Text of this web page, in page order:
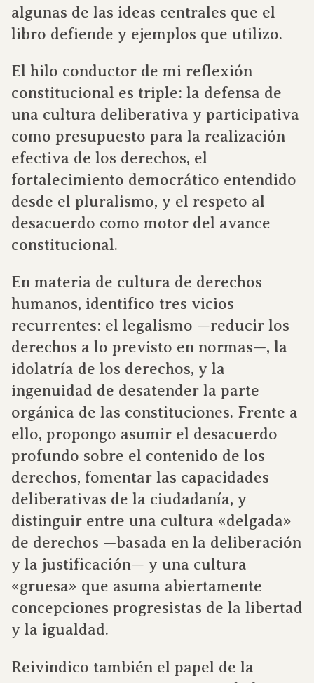
algunas de las ideas centrales que el
libro defiende y ejemplos que utilizo.
El hilo conductor de mi reflexión
constitucional es triple: la defensa de
una cultura deliberativa y participativa
como presupuesto para la realización
efectiva de los derechos, el
fortalecimiento democrático entendido
desde el pluralismo, y el respeto al
desacuerdo como motor del avance
constitucional.
En materia de cultura de derechos
humanos, identifico tres vicios
recurrentes: el legalismo —reducir los
derechos a lo previsto en normas—, la
idolatría de los derechos, y la
ingenuidad de desatender la parte
orgánica de las constituciones. Frente a
ello, propongo asumir el desacuerdo
profundo sobre el contenido de los
derechos, fomentar las capacidades
deliberativas de la ciudadanía, y
distinguir entre una cultura «delgada»
de derechos —basada en la deliberación
y la justificación— y una cultura
«gruesa» que asuma abiertamente
concepciones progresistas de la libertad
y la igualdad.
Reivindico también el papel de la